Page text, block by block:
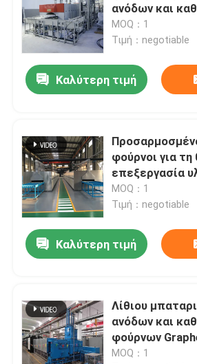
ανόδων και
την μπαταρία
MOQ：1
Τιμή：negotiable
Καλύτερη τιμή
φούρνοι για τη
επεξεργασία
μπαταριών
ηλεκτροδίων
MOQ：1
Τιμή：negotiable
Καλύτερη τιμή
Λίθιου
ανόδων και
φούρνων
παραγωγής
MOQ：1